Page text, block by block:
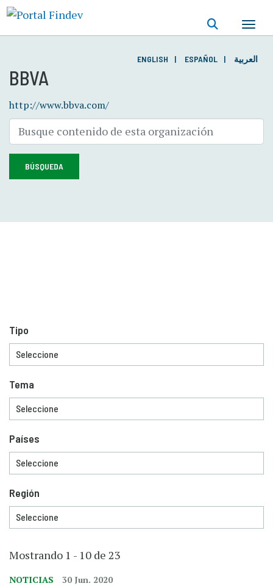
principal
BBVA
http://www.bbva.com/
ENGLISH ESPAÑOL العربية
BÚSQUEDA
Mostrando 1 - 10 de 23
NOTICIAS 30 Jun. 2020
Tipo
Tema
Países
Región